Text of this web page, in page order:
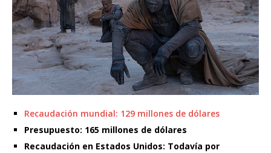
Recaudación mundial: 129 millones de dólares
Presupuesto: 165 millones de dólares
Recaudación en Estados Unidos: Todavía por